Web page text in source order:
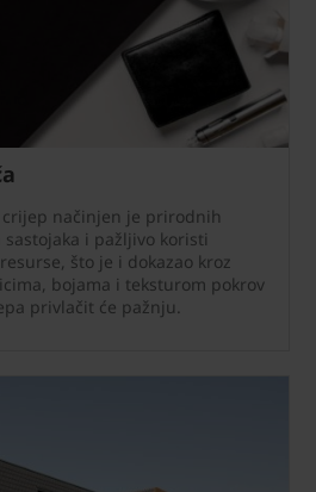
načinjen je prirodnih
i pažljivo koristi
što je i dokazao kroz
bojama i teksturom pokrov
privlačit će pažnju.